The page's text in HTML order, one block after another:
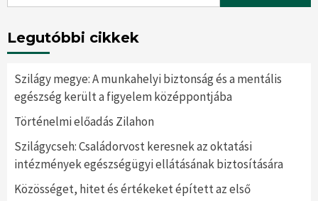
Legutóbbi cikkek
Szilágy megye: A munkahelyi biztonság és a mentális
egészség került a figyelem középpontjába
Történelmi előadás Zilahon
Szilágycseh: Családorvost keresnek az oktatási
intézmények egészségügyi ellátásának biztosítására
Közösséget, hitet és értékeket épített az első